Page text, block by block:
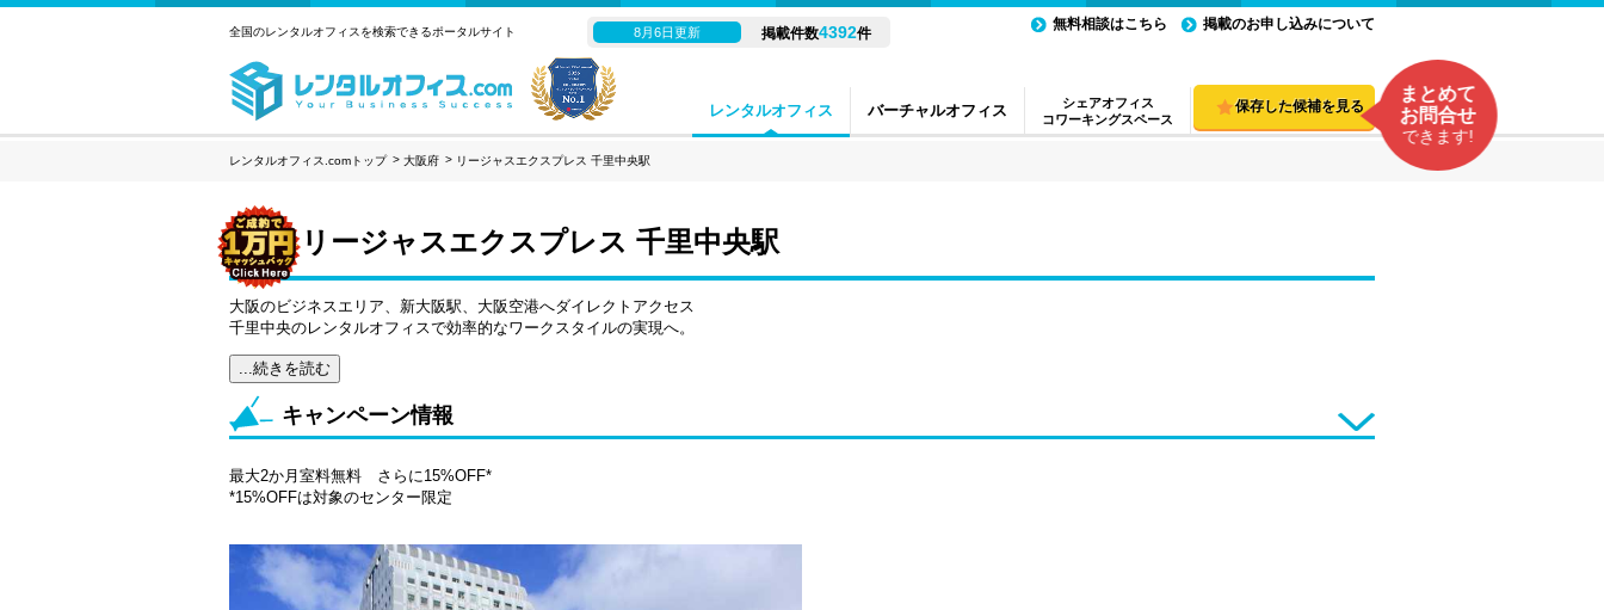
レンタルオフィス バーチャルオフィス
シェアオフィス
コワーキングスペース
全国のレンタルオフィスを検索できるポータルサイト 8月6日更新 掲載件数4392件
無料相談はこちら 掲載のお申し込みについて
保存した候補を見る
まとめて
お問合せ
できます!
レンタルオフィス.comトップ 大阪府 リージャスエクスプレス 千里中央駅
リージャスエクスプレス 千里中央駅
大阪のビジネスエリア、新大阪駅、大阪空港へダイレクトアクセス
千里中央のレンタルオフィスで効率的なワークスタイルの実現へ。
...続きを読む
キャンペーン情報
最大2か月室料無料 さらに15%OFF*
*15%OFFは対象のセンター限定